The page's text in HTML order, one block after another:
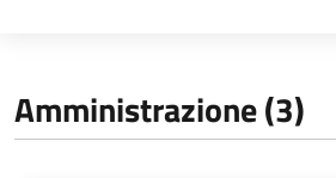
Amministrazione (3)